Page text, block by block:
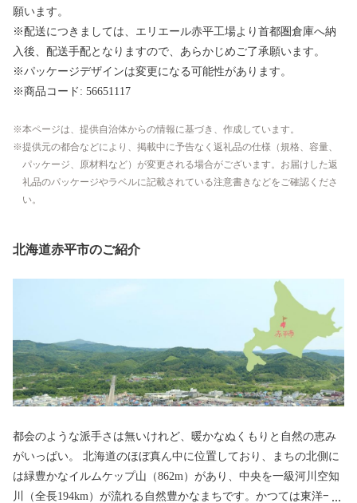
願います。
※配送につきましては、エリエール赤平工場より首都圏倉庫へ納
入後、配送手配となりますので、あらかじめご了承願います。
※パッケージデザインは変更になる可能性があります。
※商品コード: 56651117
本ページは、提供自治体からの情報に基づき、作成しています。
提供元の都合などにより、掲載中に予告なく返礼品の仕様（規格、容量、
パッケージ、原材料など）が変更される場合がございます。お届けした返
礼品のパッケージやラベルに記載されている注意書きなどをご確認くださ
い。
北海道赤平市のご紹介
都会のような派手さは無いけれど、暖かなぬくもりと自然の恵み
がいっぱい。 北海道のほぼ真ん中に位置しており、まちの北側に
は緑豊かなイルムケップ山（862m）があり、中央を一級河川空知
川（全長194km）が流れる自然豊かなまちです。かつては東洋一